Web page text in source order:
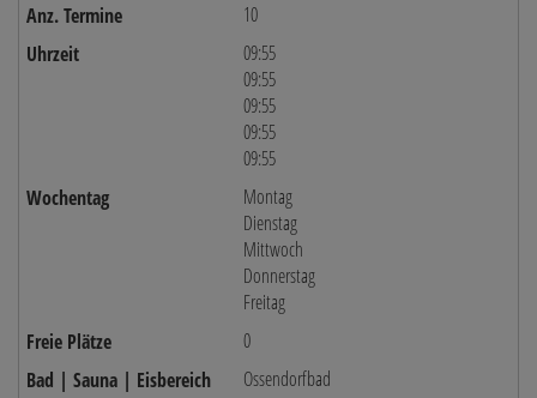
10
09:55
09:55
09:55
09:55
09:55
Montag
Dienstag
Mittwoch
Donnerstag
Freitag
0
Ossendorfbad